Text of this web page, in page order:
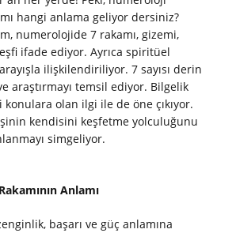
hangi anlama geliyor dersiniz?
numerolojide 7 rakamı, gizemi,
ifade ediyor. Ayrıca spiritüel
ilişkilendiriliyor. 7 sayısı derin
araştırmayı temsil ediyor. Bilgelik
konulara olan ilgi ile de öne çıkıyor.
kendisini keşfetme yolculuğunu
simgeliyor.
Anlamı
başarı ve güç anlamına